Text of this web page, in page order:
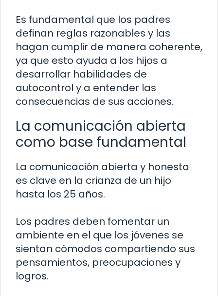
Es fundamental que los padres
definan reglas razonables y las
hagan cumplir de manera coherente,
ya que esto ayuda a los hijos a
desarrollar habilidades de
autocontrol y a entender las
consecuencias de sus acciones.
La comunicación abierta
como base fundamental
La comunicación abierta y honesta
es clave en la crianza de un hijo
hasta los 25 años.
Los padres deben fomentar un
ambiente en el que los jóvenes se
sientan cómodos compartiendo sus
pensamientos, preocupaciones y
logros.